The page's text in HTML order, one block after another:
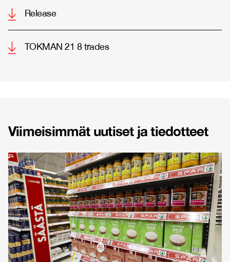
Release
TOKMAN 21 8 trades
Viimeisimmät uutiset ja tiedotteet